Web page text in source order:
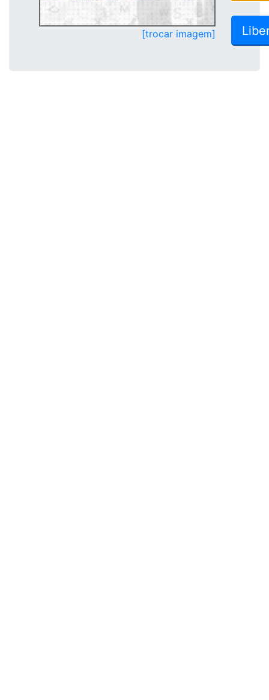
[trocar imagem]